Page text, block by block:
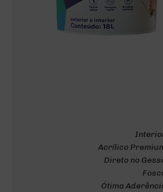
Acrílico
Direto no
Ótima